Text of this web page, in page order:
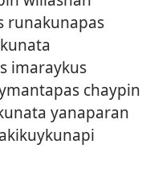
runakunapas
imaraykus
chaypin
yanaparan